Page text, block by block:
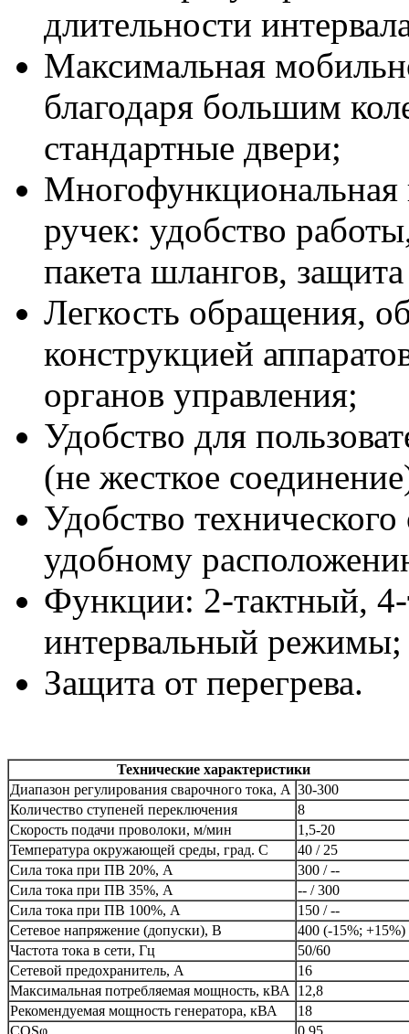
длительности
Максимальная
благодаря большим
стандартные двери;
Многофункциональная
ручек: удобство
пакета шлангов,
Легкость обращения,
конструкцией
органов управления;
Удобство для
(не жесткое
Удобство
удобному
Функции: 2-тактный,
интервальный режимы;
Защита от перегрева.
Технические характеристики
Диапазон регулирования сварочного тока, А 30-300
Количество ступеней переключения
8
Скорость подачи проволоки, м/мин
1,5-20
Температура окружающей среды, град. С
40 / 25
Сила тока при ПВ 20%, А
300 / --
Сила тока при ПВ 35%, А
-- / 300
Сила тока при ПВ 100%, А
150 / --
Сетевое напряжение (допуски), В
400 (-15%; +15%)
Частота тока в сети, Гц
50/60
Сетевой предохранитель, А
16
Максимальная потребляемая мощность, кВА
12,8
Рекомендуемая мощность генератора, кВА
18